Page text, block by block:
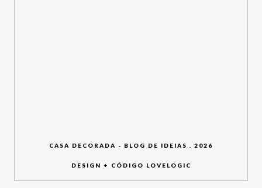
CASA DECORADA - BLOG DE IDEIAS 2026
DESIGN + CÓDIGO LOVELOGIC